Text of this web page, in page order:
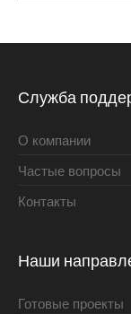
Служба
О компании
Частые вопросы
Контакты
Наши
Готовые проекты